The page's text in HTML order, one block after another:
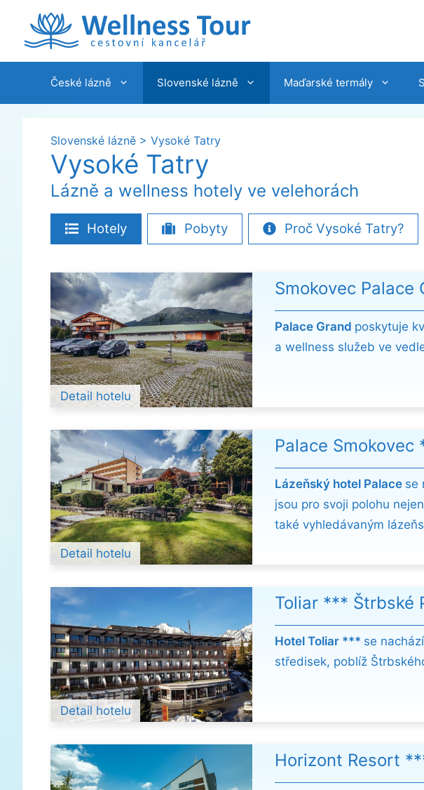
obsah
České lázně Slovenské lázně Maďarské termály
Slovenské lázně > Vysoké Tatry
Vysoké Tatry
Lázně a wellness hotely ve velehorách
Hotely Pobyty Proč Vysoké Tatry?
Smokovec Palace
Palace Grand poskytuje
a wellness služeb ve
Detail hotelu
Palace Smokovec
Lázeňský hotel Palace se
jsou pro svoji polohu
také vyhledávaným
Detail hotelu
Toliar *** Štrbské
Hotel Toliar *** se
středisek, poblíž
Detail hotelu
Horizont Resort